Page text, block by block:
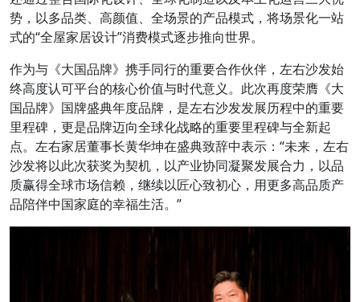
势，以多品类、高颜值、全场景的产品模式，将场景化一站
式的“全屋家居设计”消费模式逐步推向世界。
作为与《大国品牌》携手同行的重要合作伙伴，左右沙发始
终高度认可平台的核心价值与时代意义。此次再度荣膺《大
国品牌》国牌盛典年度品牌，是左右沙发发展历程中的重要
里程碑，更是品牌迈向全球化战略的重要里程碑与全新起
点。左右家居董事长黄华坤在盛典致辞中表示：“未来，左右
沙发将以此次获奖为契机，以产业协同凝聚发展合力，以品
质赢得全球市场信赖，继续以匠心致初心，用更多高品质产
品陪伴中国家庭的幸福生活。”